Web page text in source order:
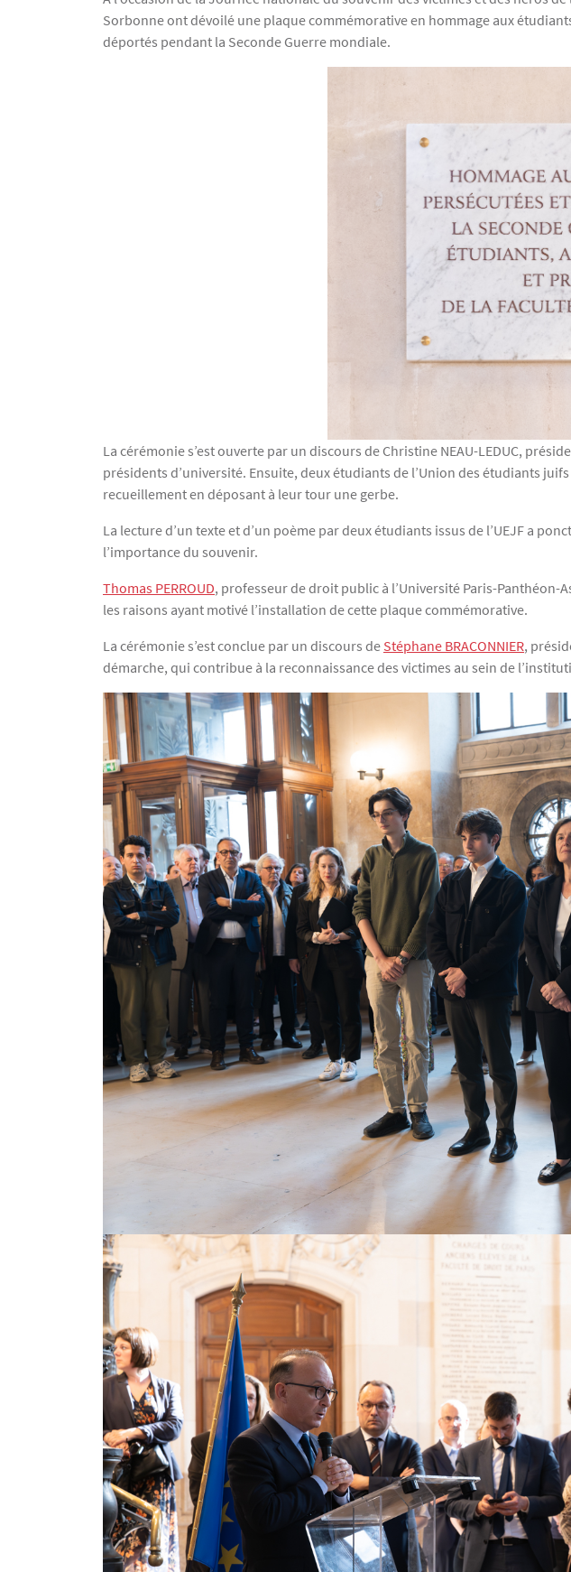
Sorbonne ont dévoilé une plaque commémorative en hommage aux
déportés pendant la Seconde Guerre mondiale.
La cérémonie s’est ouverte par un discours de Christine NEAU-LEDUC,
présidents d’université. Ensuite, deux étudiants de l’Union des étudiants
recueillement en déposant à leur tour une gerbe.
La lecture d’un texte et d’un poème par deux étudiants issus de l’UEJF a
l’importance du souvenir.
Thomas PERROUD, professeur de droit public à l’Université Paris-
les raisons ayant motivé l’installation de cette plaque commémorative.
La cérémonie s’est conclue par un discours de Stéphane BRACONNIER,
démarche, qui contribue à la reconnaissance des victimes au sein de